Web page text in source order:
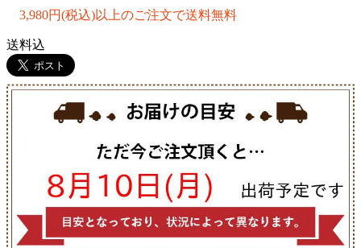
3,980円(税込)以上のご注文で送料無料
送料込